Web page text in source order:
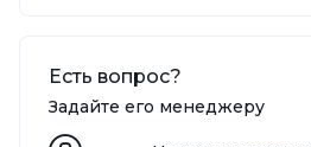
Есть вопрос?
Задайте его менеджеру